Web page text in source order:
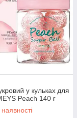
у кульках для
Peach 140 г